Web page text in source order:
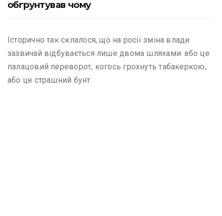
обгрунтував чому
Історично так склалося, що на росії зміна влади
зазвичай відбувається лише двома шляхами: або це
палацовий переворот, когось грохнуть табакеркою,
або це страшний бунт.